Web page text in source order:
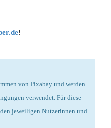
!
von Pixabay und werden
verwendet. Für diese
jeweiligen Nutzerinnen und